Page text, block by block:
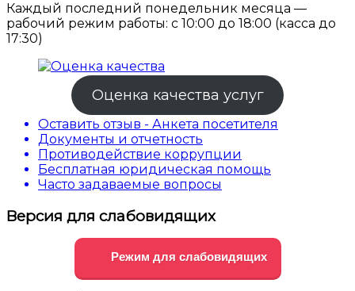
Каждый последний понедельник месяца —
рабочий режим работы: с 10:00 до 18:00 (касса до
17:30)
Оценка качества услуг
Оставить отзыв - Анкета посетителя
Документы и отчетность
Противодействие коррупции
Бесплатная юридическая помощь
Часто задаваемые вопросы
Версия для слабовидящих
Режим для слабовидящих